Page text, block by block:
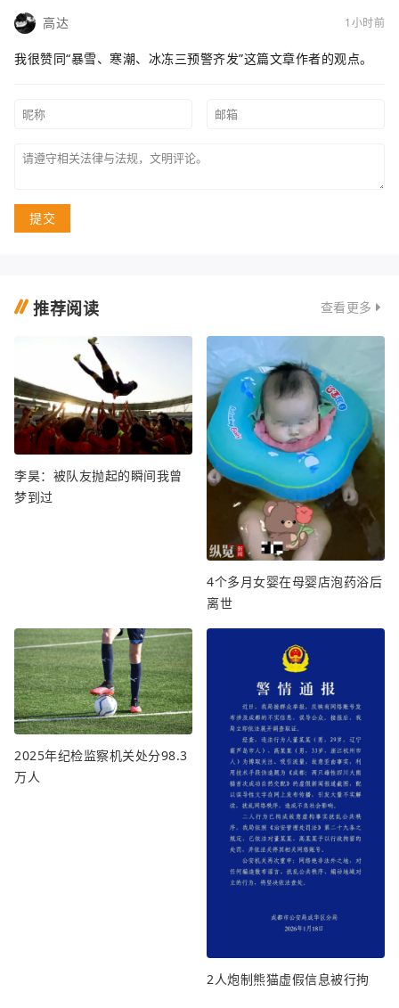
高达 1小时前
我很赞同“暴雪、寒潮、冰冻三预警齐发”这篇文章作者的观点。
提交
推荐阅读 查看更多
李昊：被队友抛起的瞬间我曾
梦到过
4个多月女婴在母婴店泡药浴后
离世
2025年纪检监察机关处分98.3
万人
2人炮制熊猫虚假信息被行拘